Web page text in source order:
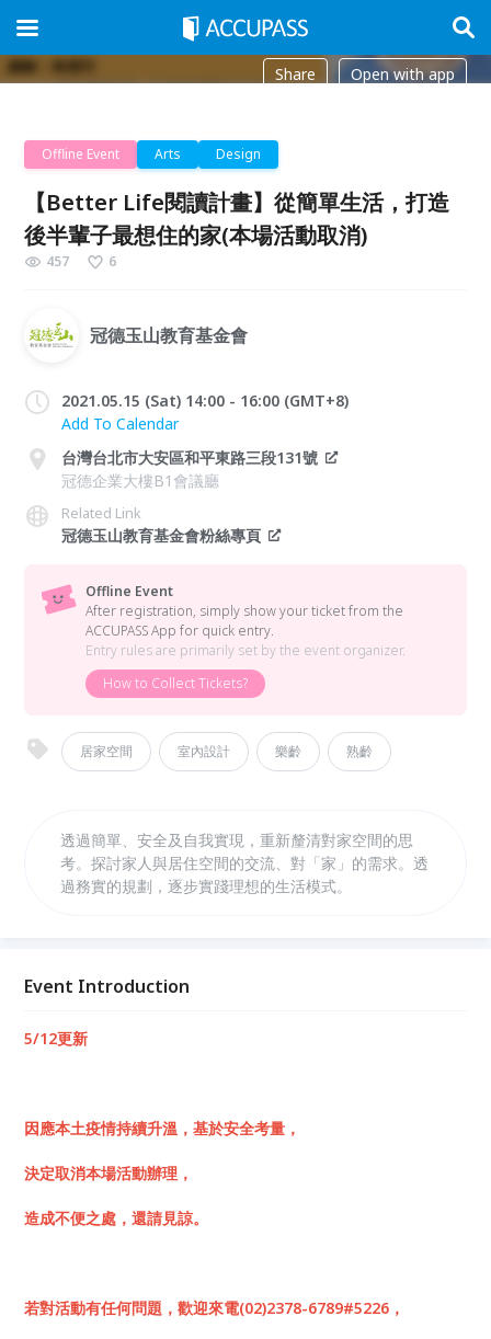
Share Open with app
Offline Event Arts Design
【Better Life閱讀計畫】從簡單生活，打造
後半輩子最想住的家(本場活動取消)
457 6
冠德玉山教育基金會
2021.05.15 (Sat) 14:00 - 16:00 (GMT+8)
Add To Calendar
台灣台北市大安區和平東路三段131號
冠德企業大樓B1會議廳
Related Link
冠德玉山教育基金會粉絲專頁
Offline Event
After registration, simply show your ticket from the
ACCUPASS App for quick entry.
Entry rules are primarily set by the event organizer.
How to Collect Tickets?
居家空間 室內設計 樂齡 熟齡
透過簡單、安全及自我實現，重新釐清對家空間的思
考。探討家人與居住空間的交流、對「家」的需求。透
過務實的規劃，逐步實踐理想的生活模式。
Event Introduction
5/12更新
因應本土疫情持續升溫，基於安全考量，
決定取消本場活動辦理，
造成不便之處，還請見諒。
若對活動有任何問題，歡迎來電(02)2378-6789#5226，